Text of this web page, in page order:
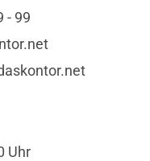
- 99
Uhr